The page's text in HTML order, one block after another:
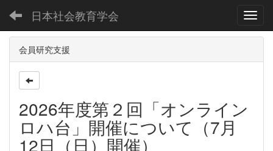
日本社会教育学会
会員研究支援
2026年度第２回「オンライン
ロハ台」開催について（7月
12日（日）開催）